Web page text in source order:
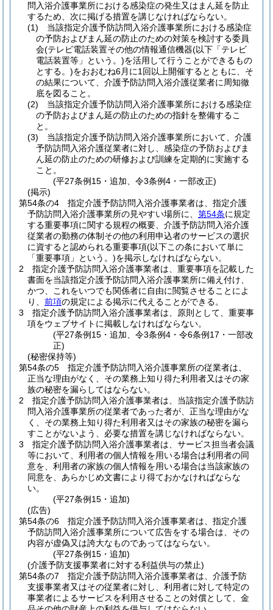
問入浴介護事業所における感染症の発生又はまん延を防止
するため、次に掲げる措置を講じなければならない。
(1)
当該指定介護予防訪問入浴介護事業所における感染症
の予防およびまん延の防止のための対策を検討する委員
会(テレビ電話装置その他の情報通信機器(以下「テレビ
電話装置等」という。)を活用して行うことができるもの
とする。)をおおむね6月に1回以上開催するとともに、そ
の結果について、介護予防訪問入浴介護従業者に周知徹
底を図ること。
(2)
当該指定介護予防訪問入浴介護事業所における感染症
の予防およびまん延の防止のための指針を整備するこ
と。
(3)
当該指定介護予防訪問入浴介護事業所において、介護
予防訪問入浴介護従業者に対し、感染症の予防およびま
ん延の防止のための研修および訓練を定期的に実施する
こと。
(平27条例15・追加、令3条例4・一部改正)
(掲示)
第54条の4
指定介護予防訪問入浴介護事業者は、指定介護
予防訪問入浴介護事業所の見やすい場所に、 第54条に規定
する重要事項に関する規程の概要、介護予防訪問入浴介護
従業者の勤務の体制その他の利用申込者のサービスの選択
に資すると認められる重要事項(以下この条において単に
「重要事項」という。)を掲示しなければならない。
2
指定介護予防訪問入浴介護事業者は、重要事項を記載した
書面を当該指定介護予防訪問入浴介護事業所に備え付け、
かつ、これをいつでも関係者に自由に閲覧させることによ
り、 前項の規定による掲示に代えることができる。
3
指定介護予防訪問入浴介護事業者は、原則として、重要事
項をウェブサイトに掲載しなければならない。
(平27条例15・追加、令3条例4・令6条例17・一部改
正)
(秘密保持等)
第54条の5
指定介護予防訪問入浴介護事業所の従業者は、
正当な理由がなく、その業務上知り得た利用者又はその家
族の秘密を漏らしてはならない。
2
指定介護予防訪問入浴介護事業者は、当該指定介護予防訪
問入浴介護事業所の従業者であった者が、正当な理由がな
く、その業務上知り得た利用者又はその家族の秘密を漏ら
すことがないよう、必要な措置を講じなければならない。
3
指定介護予防訪問入浴介護事業者は、サービス担当者会議
等において、利用者の個人情報を用いる場合は利用者の同
意を、利用者の家族の個人情報を用いる場合は当該家族の
同意を、あらかじめ文書により得ておかなければならな
い。
(平27条例15・追加)
(広告)
第54条の6
指定介護予防訪問入浴介護事業者は、指定介護
予防訪問入浴介護事業所について広告をする場合は、その
内容が虚偽又は誇大なものであってはならない。
(平27条例15・追加)
(介護予防支援事業者に対する利益供与の禁止)
第54条の7
指定介護予防訪問入浴介護事業者は、介護予防
支援事業者又はその従業者に対し、利用者に対して特定の
事業者によるサービスを利用させることの対償として、金